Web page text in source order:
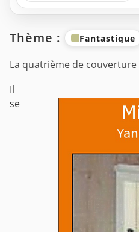
Thème : Fantastique
La quatrième de couverture
Il
se